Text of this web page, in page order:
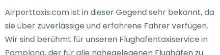
Airporttaxis.com ist in dieser Gegend sehr bekannt, da
sie über zuverlässige und erfahrene Fahrer verfügen.
Wir sind berühmt für unseren Flughafentaxiservice in